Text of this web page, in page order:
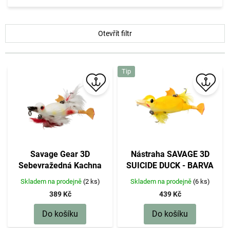
Otevřít filtr
ý
p
Savage Gear 3D
Sebevražedná Kachna
Ugly Duckling - 10,5 cm 28
Skladem na prodejně (2 ks)
389 Kč
Do košíku
Tip
Nástraha SAVAGE 3D
SUICIDE DUCK - BARVA
YELLOW
Skladem na prodejně (6 ks)
439 Kč
Do košíku